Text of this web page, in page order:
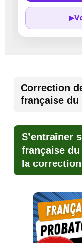
▶
Correction
française du
S’entraîner
française du
la correction